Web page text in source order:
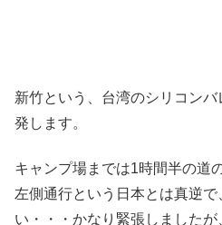
新竹という、台湾のシリコン
発します。
キャンプ場までは1時間半の道
左側通行という日本とは真逆
い・・・かなり緊張しましたが